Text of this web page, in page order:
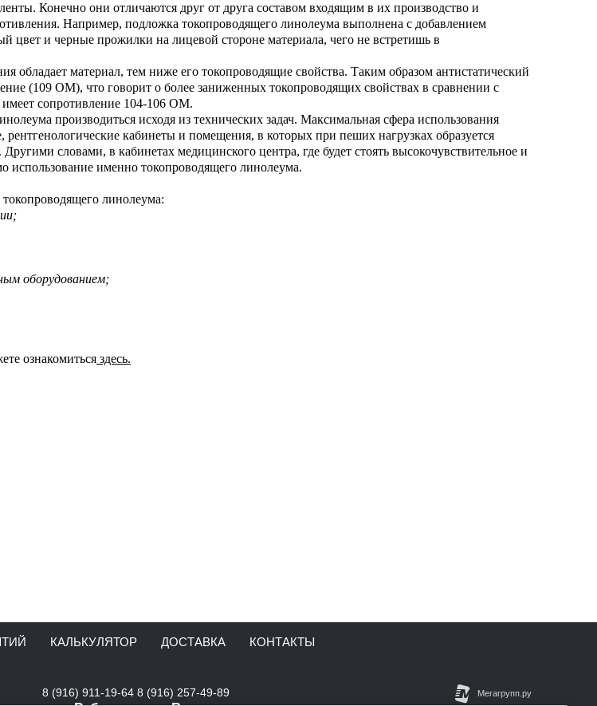
Конечно они отличаются друг от друга составом входящим в их производство и
Например, подложка токопроводящего линолеума выполнена с добавлением
цвет и черные прожилки на лицевой стороне материала, чего не встретишь в
обладает материал, тем ниже его токопроводящие свойства. Таким образом антистатический
(109 ОМ), что говорит о более заниженных токопроводящих свойствах в сравнении с
сопротивление 104-106 ОМ.
производиться исходя из технических задач. Максимальная сфера использования
рентгенологические кабинеты и помещения, в которых при пеших нагрузках образуется
словами, в кабинетах медицинского центра, где будет стоять высокочувствительное и
использование именно токопроводящего линолеума.
линолеума:
оборудованием;
ознакомиться здесь.
КАЛЬКУЛЯТОР ДОСТАВКА КОНТАКТЫ
8 (916) 911-19-64 8 (916) 257-49-89